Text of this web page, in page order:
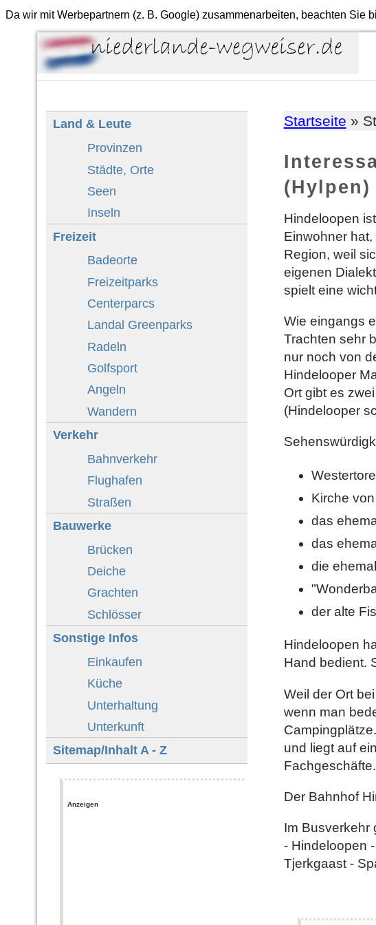
Da wir mit Werbepartnern (z. B. Google) zusammenarbeiten, beachten Sie
Startseite »
(Hylpen)
Hindeloopen
Einwohner
Region, weil
eigenen
spielt eine
Wie eingangs
Trachten sehr
nur noch von
Hindelooper
Ort gibt es
(Hindelooper
Kirche
das
das
die
der alte
Hindeloopen
Hand bedient.
Weil der Ort
wenn man
und liegt auf
Fachgeschäfte.
Der Bahnhof
Im Busverkehr
- Hindeloopen
Tjerkgaast -
Land & Leute
Provinzen
Städte, Orte
Seen
Inseln
Freizeit
Badeorte
Freizeitparks
Centerparcs
Landal Greenparks
Radeln
Golfsport
Angeln
Wandern
Verkehr
Bahnverkehr
Flughafen
Straßen
Bauwerke
Brücken
Deiche
Grachten
Schlösser
Sonstige Infos
Einkaufen
Küche
Unterhaltung
Unterkunft
Sitemap/Inhalt A - Z
Anzeigen